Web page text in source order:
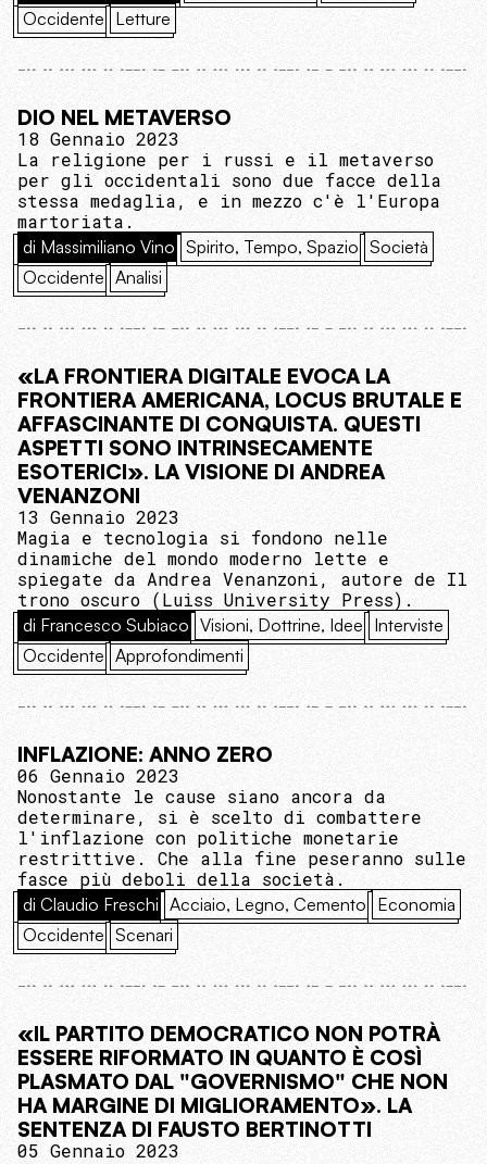
Occidente Letture
DIO NEL METAVERSO
18 Gennaio 2023
La religione per i russi e il metaverso
per gli occidentali sono due facce della
stessa medaglia, e in mezzo c'è l'Europa
martoriata.
di Massimiliano Vino Spirito, Tempo, Spazio Società
Occidente Analisi
«LA FRONTIERA DIGITALE EVOCA LA
FRONTIERA AMERICANA, LOCUS BRUTALE E
AFFASCINANTE DI CONQUISTA. QUESTI
ASPETTI SONO INTRINSECAMENTE
ESOTERICI». LA VISIONE DI ANDREA
VENANZONI
13 Gennaio 2023
Magia e tecnologia si fondono nelle
dinamiche del mondo moderno lette e
spiegate da Andrea Venanzoni, autore de Il
trono oscuro (‎Luiss University Press).
di Francesco Subiaco Visioni, Dottrine, Idee Interviste
Occidente Approfondimenti
INFLAZIONE: ANNO ZERO
06 Gennaio 2023
Nonostante le cause siano ancora da
determinare, si è scelto di combattere
l'inflazione con politiche monetarie
restrittive. Che alla fine peseranno sulle
fasce più deboli della società.
di Claudio Freschi Acciaio, Legno, Cemento Economia
Occidente Scenari
«IL PARTITO DEMOCRATICO NON POTRÀ
ESSERE RIFORMATO IN QUANTO È COSÌ
PLASMATO DAL "GOVERNISMO" CHE NON
HA MARGINE DI MIGLIORAMENTO». LA
SENTENZA DI FAUSTO BERTINOTTI
05 Gennaio 2023